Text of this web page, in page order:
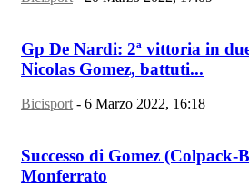
Gp De Nardi: 2ª vittoria in
Nicolas Gomez, battuti...
Bicisport - 6 Marzo 2022, 16:18
Successo di Gomez (Colpack-
Monferrato